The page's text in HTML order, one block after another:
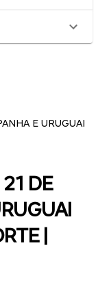
E URUGUAI
DE
|